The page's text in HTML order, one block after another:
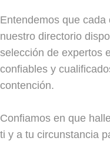
Entendemos que
nuestro directorio
selección de expertos
confiables y
contención.
Confiamos en que
ti y a tu circunstancia